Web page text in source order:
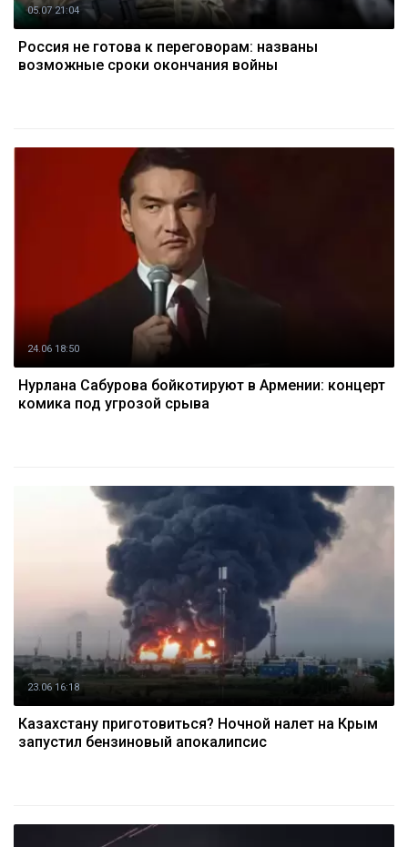
05.07 21:04
Россия не готова к переговорам: названы
возможные сроки окончания войны
24.06 18:50
Нурлана Сабурова бойкотируют в Армении: концерт
комика под угрозой срыва
23.06 16:18
Казахстану приготовиться? Ночной налет на Крым
запустил бензиновый апокалипсис